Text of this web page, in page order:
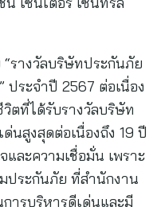
รางวัลบริษัทประกันภัย
ประจำปี 2567 ต่อเนื่อง
ตที่ได้รับรางวัลบริษัท
นสูงสุดต่อเนื่องถึง 19 ปี
และความเชื่อมั่น เพราะ
ประกันภัย ที่สำนักงาน
ารบริหารดีเด่นและมี